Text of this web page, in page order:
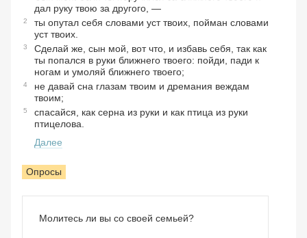
дал руку твою за другого, —
2
ты опутал себя словами уст твоих, пойман словами
уст твоих.
3
Сделай же, сын мой, вот что, и избавь себя, так как
ты попался в руки ближнего твоего: пойди, пади к
ногам и умоляй ближнего твоего;
4
не давай сна глазам твоим и дремания веждам
твоим;
5
спасайся, как серна из руки и как птица из руки
птицелова.
Далее
Опросы
Молитесь ли вы со своей семьей?